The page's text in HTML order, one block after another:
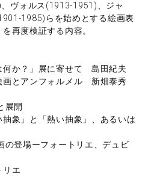
ヴォルス(1913-1951)、ジャ
1985)らを始めとする絵画表
再度検証する内容。
何か？」展に寄せて 島田紀夫
画とアンフォルメル 新畑泰秀
展開
象」と「熱い抽象」、あるいは
登場ーフォートリエ、デュビ
エ